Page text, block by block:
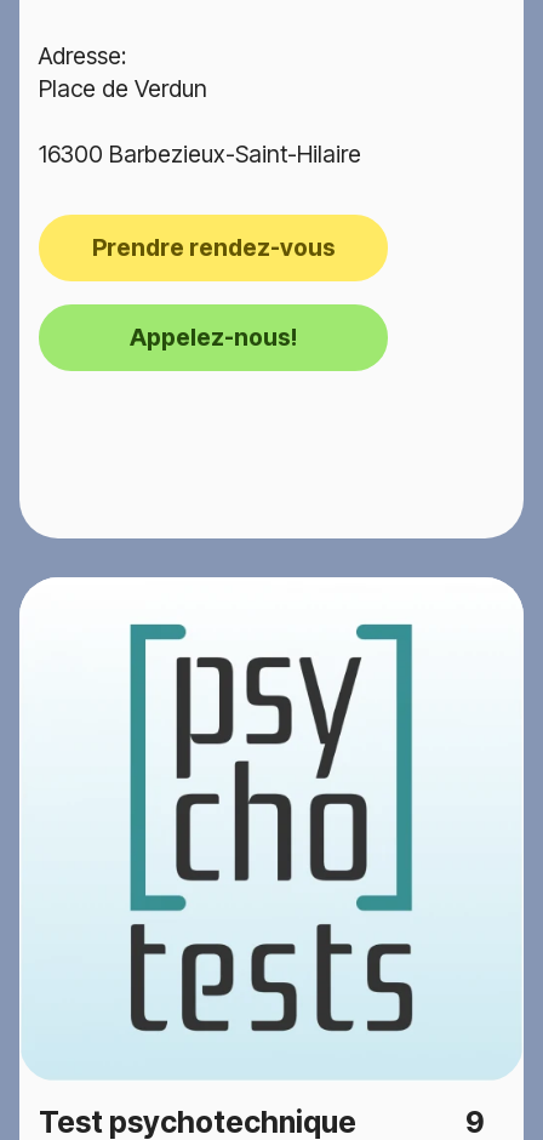
Adresse:
Place de Verdun
16300 Barbezieux-Saint-Hilaire
Prendre rendez-vous
Appelez-nous!
Test psychotechnique
9